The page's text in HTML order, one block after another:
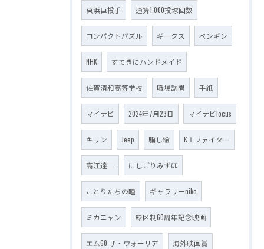
東浜巨投手 通算1,000投球回数
コンパクトパズル ギークス ペンギン
NHK すてきにハンドメイド
佐賀清和高等学校 職場訪問 手紙
マイナビ 2024年7月23日 マイナビlocus
キリン Jeep 騙し絵 K１ファイター
高江達二 にしごりみずほ
ことりたちの瞳 ギャラリーniko
ミカニャン 緑区制60周年記念映画
エム60 ザ・ウォーリア 海外映画賞